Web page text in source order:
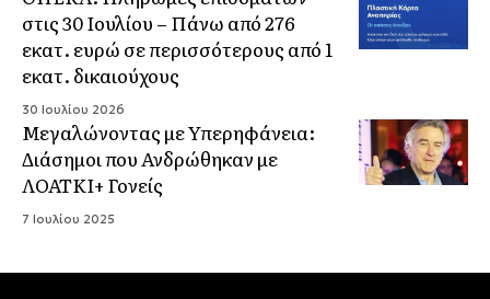
στις 30 Ιουλίου – Πάνω από 276
εκατ. ευρώ σε περισσότερους από 1
εκατ. δικαιούχους
30 Ιουλίου 2026
Μεγαλώνοντας με Υπερηφάνεια:
Διάσημοι που Ανδρώθηκαν με
ΛΟΑΤΚΙ+ Γονείς
7 Ιουλίου 2025